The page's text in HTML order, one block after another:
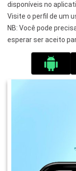
disponíveis no
Visite o perfil de um
NB: Você pode
esperar ser aceito